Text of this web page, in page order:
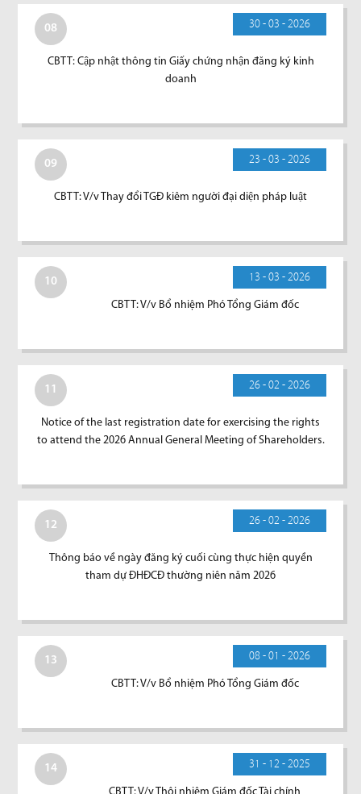
08 30 - 03 - 2026
CBTT: Cập nhật thông tin Giấy chứng nhận đăng ký kinh
doanh
09 23 - 03 - 2026
CBTT: V/v Thay đổi TGĐ kiêm người đại diện pháp luật
10 13 - 03 - 2026
CBTT: V/v Bổ nhiệm Phó Tổng Giám đốc
11 26 - 02 - 2026
Notice of the last registration date for exercising the rights
to attend the 2026 Annual General Meeting of Shareholders.
12 26 - 02 - 2026
Thông báo về ngày đăng ký cuối cùng thực hiện quyền
tham dự ĐHĐCĐ thường niên năm 2026
13 08 - 01 - 2026
CBTT: V/v Bổ nhiệm Phó Tổng Giám đốc
14 31 - 12 - 2025